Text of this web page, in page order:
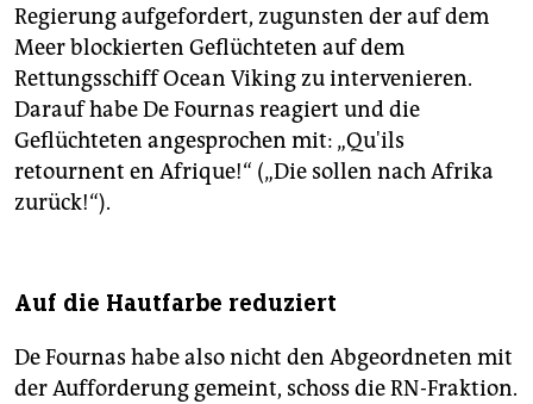
Regierung aufgefordert, zugunsten der auf dem
Meer blockierten Geflüchteten auf dem
Rettungsschiff Ocean Viking zu intervenieren.
Darauf habe De Fournas reagiert und die
Geflüchteten angesprochen mit: „Qu'ils
retournent en Afrique!“ („Die sollen nach Afrika
zurück!“).
Auf die Hautfarbe reduziert
De Fournas habe also nicht den Abgeordneten mit
der Aufforderung gemeint, schoss die RN-Fraktion.